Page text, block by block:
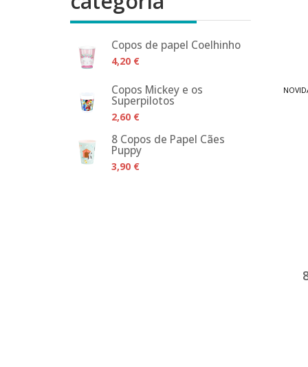
Copos de papel Coelhinho
4,20 €
Copos Mickey e os
Superpilotos
2,60 €
8 Copos de Papel Cães
Puppy
3,90 €